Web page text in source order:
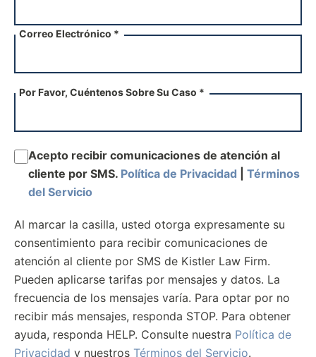
Correo Electrónico *
Por Favor, Cuéntenos Sobre Su Caso *
Acepto recibir comunicaciones de atención al
cliente por SMS. Política de Privacidad
Términos
del Servicio
Al marcar la casilla, usted otorga expresamente su
consentimiento para recibir comunicaciones de
atención al cliente por SMS de Kistler Law Firm.
Pueden aplicarse tarifas por mensajes y datos. La
frecuencia de los mensajes varía. Para optar por no
recibir más mensajes, responda STOP. Para obtener
ayuda, responda HELP. Consulte nuestra Política de
Privacidad y nuestros Términos del Servicio.